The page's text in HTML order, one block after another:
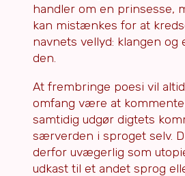
handler om en prinsesse,
kan mistænkes for at
navnets vellyd: klangen og
den.
At frembringe poesi vil
omfang være at
samtidig udgør digtets
særverden i sproget selv.
derfor uvægerlig som
udkast til et andet sprog